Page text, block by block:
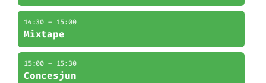
14:30 – 15:00
Mixtape
15:00 – 15:30
Concesjun